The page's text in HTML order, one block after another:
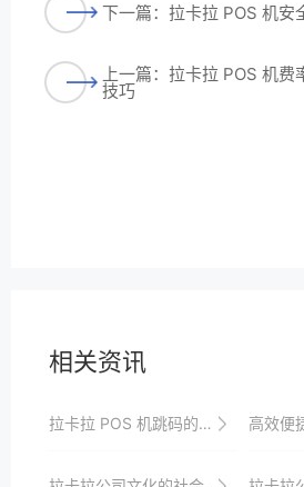
下一篇：拉卡拉 POS 机安
上一篇：拉卡拉 POS 机费
技巧
相关资讯
拉卡拉 POS 机跳码的原因探究 高效便捷的支付